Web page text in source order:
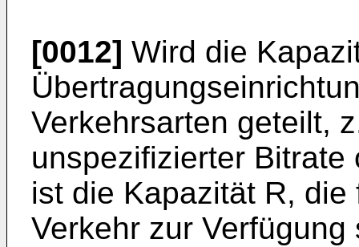
[0012] Wird die
Verkehrsarten geteilt,
unspezifizierter
ist die Kapazität R,
Verkehr zur